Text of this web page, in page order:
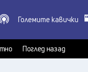
X
Големите кавички
Поглед назад